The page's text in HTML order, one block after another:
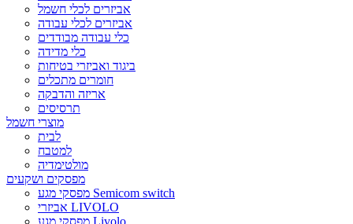
אביזרים לכלי חשמל
אביזרים לכלי עבודה
כלי עבודה מבודדים
כלי מדידה
ביגוד ואביזרי בטיחות
חומרים מתכלים
אריזה והדבקה
תרסיסים
מוצרי חשמל
לבית
למטבח
מולטימדיה
מפסקים ושקעים
מפסקי מגע Semicom switch
אביזרי LIVOLO